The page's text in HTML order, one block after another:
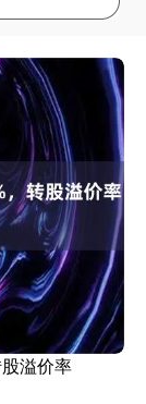
溢价率